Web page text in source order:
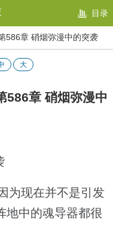
目录
586章 硝烟弥漫中的突袭
大
586章 硝烟弥漫中
为现在并不是引发
地中的魂导器都很